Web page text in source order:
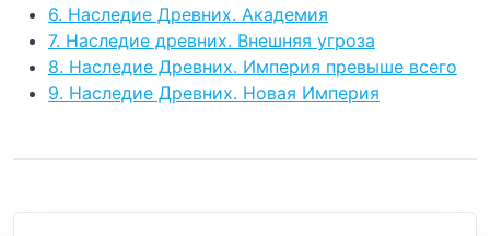
6. Наследие Древних. Академия
7. Наследие древних. Внешняя угроза
8. Наследие Древних. Империя превыше всего
9. Наследие Древних. Новая Империя